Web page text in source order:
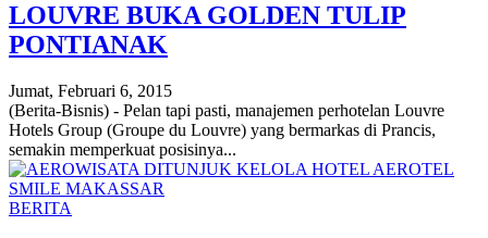
LOUVRE BUKA GOLDEN TULIP
PONTIANAK
Jumat, Februari 6, 2015
(Berita-Bisnis) - Pelan tapi pasti, manajemen perhotelan Louvre
Hotels Group (Groupe du Louvre) yang bermarkas di Prancis,
semakin memperkuat posisinya...
BERITA